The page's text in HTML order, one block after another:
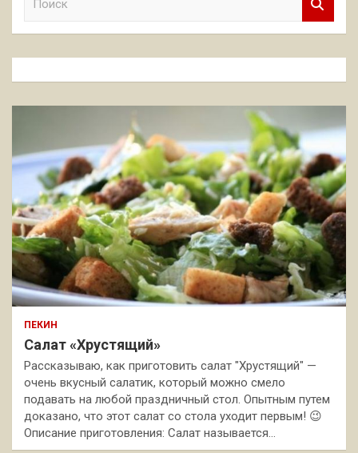
к
ПЕКИН
Салат «Хрустящий»
Рассказываю, как приготовить салат "Хрустящий" —
очень вкусный салатик, который можно смело
подавать на любой праздничный стол. Опытным путем
доказано, что этот салат со стола уходит первым! 😉
Описание приготовления: Салат называется…